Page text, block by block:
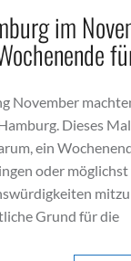
im
November
Dieses
ein
oder möglichst
Grund für die